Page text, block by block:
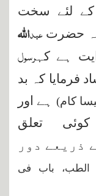
کے لئے سخت
حضرتعبداللہ
ہے کہرسول
فرمایا کہ بد
کام) ہے اور
تعلق
ذریعے دور
الطب، باب فی